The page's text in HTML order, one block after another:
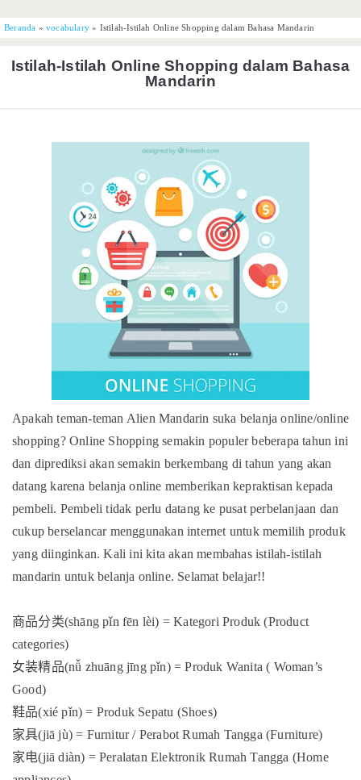
Beranda »vocabulary » Istilah-Istilah Online Shopping dalam Bahasa Mandarin
Istilah-Istilah Online Shopping dalam Bahasa
Mandarin
Apakah teman-teman Alien Mandarin suka belanja online/online
shopping? Online Shopping semakin populer beberapa tahun ini
dan diprediksi akan semakin berkembang di tahun yang akan
datang karena belanja online memberikan kepraktisan kepada
pembeli. Pembeli tidak perlu datang ke pusat perbelanjaan dan
cukup berselancar menggunakan internet untuk memilih produk
yang diinginkan. Kali ini kita akan membahas istilah-istilah
mandarin untuk belanja online. Selamat belajar!!
商品分类(shāng pǐn fēn lèi) = Kategori Produk (Product
categories)
女装精品(nǚ zhuāng jīng pǐn) = Produk Wanita ( Woman’s
Good)
鞋品(xié pǐn) = Produk Sepatu (Shoes)
家具(jiā jù) = Furnitur / Perabot Rumah Tangga (Furniture)
家电(jiā diàn) = Peralatan Elektronik Rumah Tangga (Home